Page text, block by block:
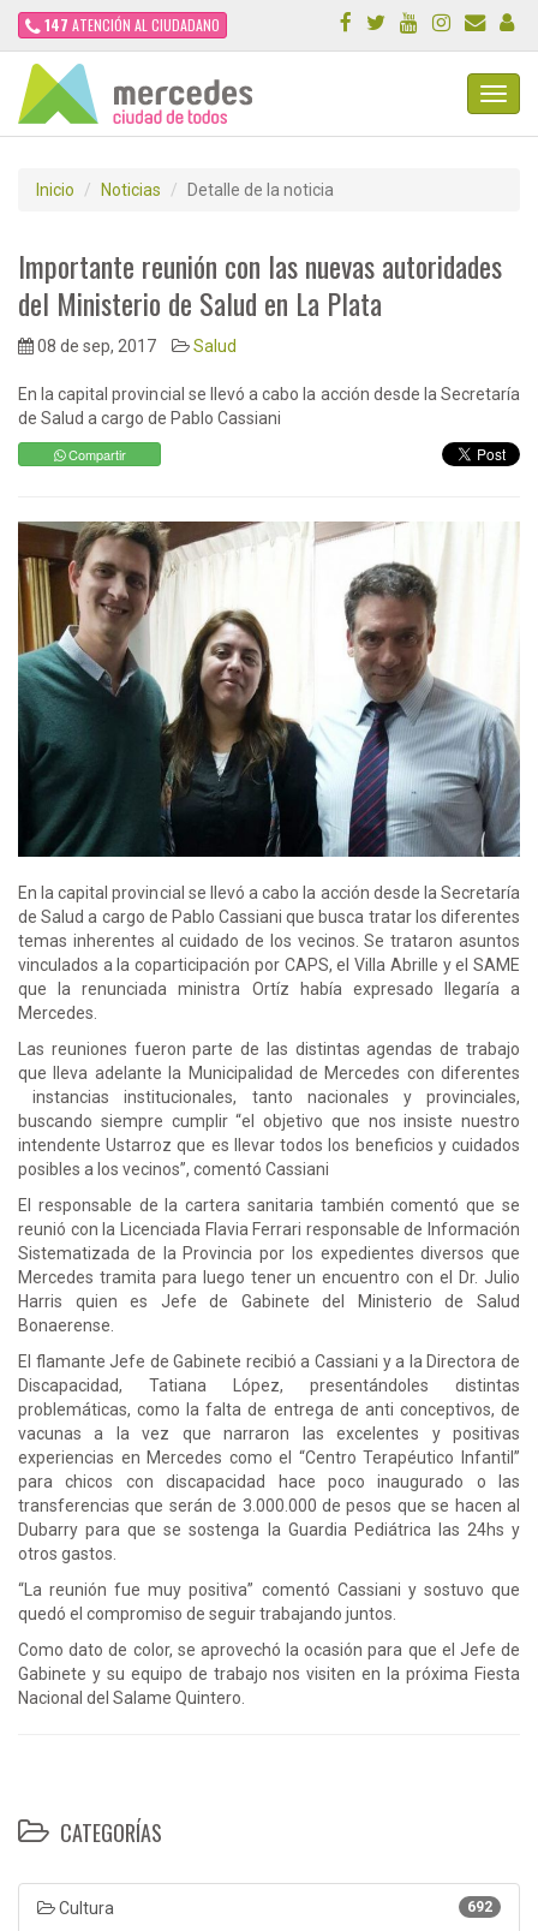
147 ATENCIÓN AL CIUDADANO
Inicio Noticias Detalle de la noticia
Importante reunión con las nuevas autoridades
del Ministerio de Salud en La Plata
08 de sep, 2017 Salud
En la capital provincial se llevó a cabo la acción desde la Secretaría
de Salud a cargo de Pablo Cassiani
Compartir
En la capital provincial se llevó a cabo la acción desde la Secretaría
de Salud a cargo de Pablo Cassiani que busca tratar los diferentes
temas inherentes al cuidado de los vecinos. Se trataron asuntos
vinculados a la coparticipación por CAPS, el Villa Abrille y el SAME
que la renunciada ministra Ortíz había expresado llegaría a
Mercedes.
Las reuniones fueron parte de las distintas agendas de trabajo
que lleva adelante la Municipalidad de Mercedes con diferentes
instancias institucionales, tanto nacionales y provinciales,
buscando siempre cumplir “el objetivo que nos insiste nuestro
intendente Ustarroz que es llevar todos los beneficios y cuidados
posibles a los vecinos”, comentó Cassiani
El responsable de la cartera sanitaria también comentó que se
reunió con la Licenciada Flavia Ferrari responsable de Información
Sistematizada de la Provincia por los expedientes diversos que
Mercedes tramita para luego tener un encuentro con el Dr. Julio
Harris quien es Jefe de Gabinete del Ministerio de Salud
Bonaerense.
El flamante Jefe de Gabinete recibió a Cassiani y a la Directora de
Discapacidad, Tatiana López, presentándoles distintas
problemáticas, como la falta de entrega de anti conceptivos, de
vacunas a la vez que narraron las excelentes y positivas
experiencias en Mercedes como el “Centro Terapéutico Infantil”
para chicos con discapacidad hace poco inaugurado o las
transferencias que serán de 3.000.000 de pesos que se hacen al
Dubarry para que se sostenga la Guardia Pediátrica las 24hs y
otros gastos.
“La reunión fue muy positiva” comentó Cassiani y sostuvo que
quedó el compromiso de seguir trabajando juntos.
Como dato de color, se aprovechó la ocasión para que el Jefe de
Gabinete y su equipo de trabajo nos visiten en la próxima Fiesta
Nacional del Salame Quintero.
CATEGORÍAS
692
Cultura